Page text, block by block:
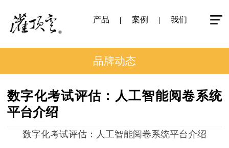
产品 案例 我们
品牌动态
数字化考试评估：人工智能阅卷系统
平台介绍
数字化考试评估：人工智能阅卷系统平台介绍